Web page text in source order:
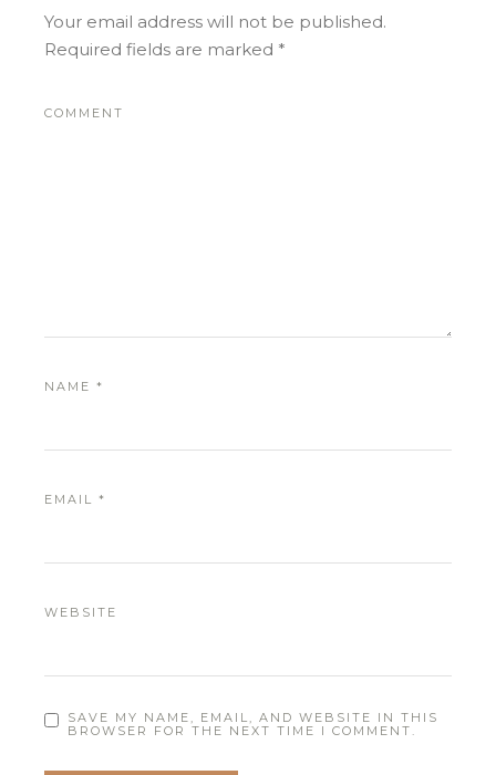
Your email address will not be published.
Required fields are marked *
COMMENT
NAME*
EMAIL*
WEBSITE
SAVE MY NAME, EMAIL, AND WEBSITE IN THIS
BROWSER FOR THE NEXT TIME I COMMENT.